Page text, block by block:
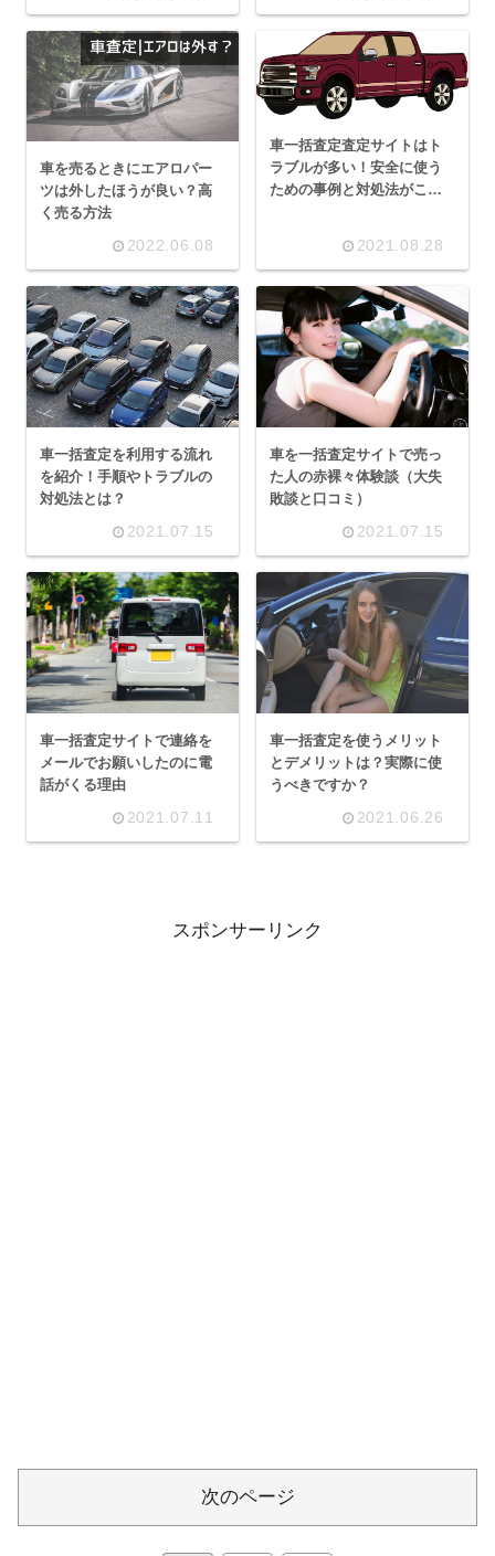
車を売るときにエアロパー
ツは外したほうが良い？高
く売る方法
2022.06.08
車一括査定査定サイトはト
ラブルが多い！安全に使う
ための事例と対処法がこち
2021.08.28
車一括査定を利用する流れ
を紹介！手順やトラブルの
対処法とは？
2021.07.15
車を一括査定サイトで売っ
た人の赤裸々体験談（大失
敗談と口コミ）
2021.07.15
車一括査定サイトで連絡を
メールでお願いしたのに電
話がくる理由
2021.07.11
車一括査定を使うメリット
とデメリットは？実際に使
うべきですか？
2021.06.26
スポンサーリンク
次のページ